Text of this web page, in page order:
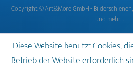
Copyright © Art&More GmbH -
und mehr…
Diese Website benutzt Cookies,
Betrieb der Website erforderlich